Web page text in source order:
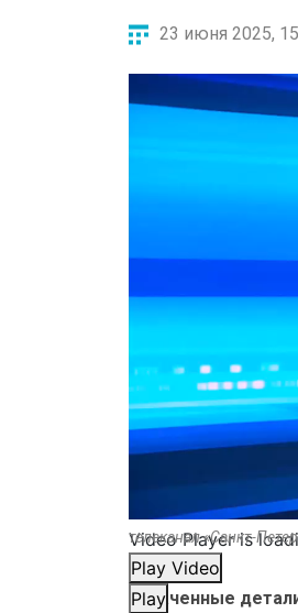
23 июня 2025,
Video Player is
Play Video
Play
телеканал «Санкт-
Утраченные